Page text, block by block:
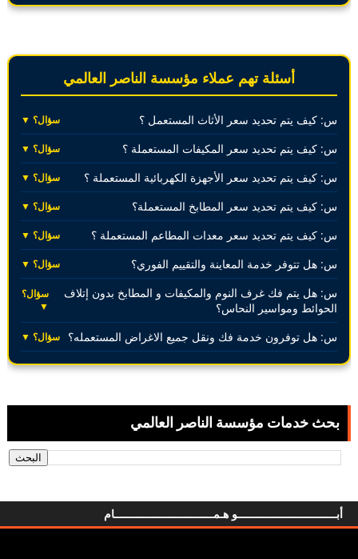
أسئلة تهم عملاء مؤسسة الناصر العالمي
س: كيف يتم تحديد سعر الأثاث المستعمل ؟ سؤال؟ ▼
س: كيف يتم تحديد سعر المكيفات المستعملة ؟ سؤال؟ ▼
س: كيف يتم تحديد سعر الأجهزة الكهربائية المستعملة ؟ سؤال؟ ▼
س: كيف يتم تحديد سعر المطابخ المستعملة؟ سؤال؟ ▼
س: كيف يتم تحديد سعر معدات المطاعم المستعملة ؟ سؤال؟ ▼
س: هل تتوفر خدمة المعاينة والتقييم الفوري؟ سؤال؟ ▼
س: هل يتم فك غرف النوم والمكيفات و المطابخ بدون إتلاف
الحوائط ومواسير النحاس؟
سؤال؟
▼
س: هل توفرون خدمة فك ونقل جميع الاغراض المستعمله؟ سؤال؟ ▼
بحث خدمات مؤسسة الناصر العالمي
أبـــــــــــــــــــــــــــــــو هـمـــــــــــــــــــــــــــــــام